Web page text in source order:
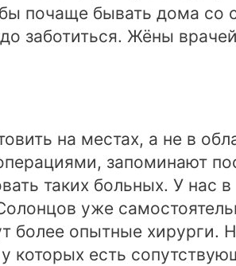
бы почаще бывать дома
заботиться. Жёны
на местах, а не в
запоминают
таких больных. У
уже
более опытные
которых есть